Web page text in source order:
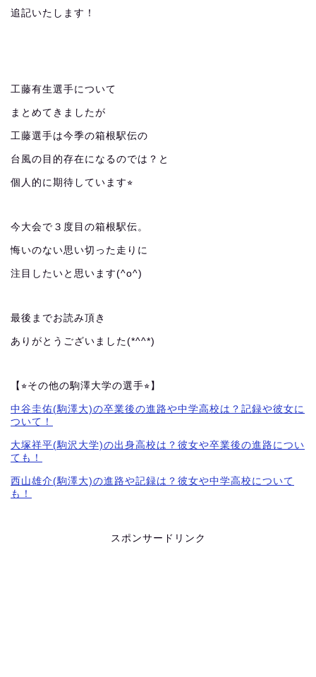
追記いたします！
工藤有生選手について
まとめてきましたが
工藤選手は今季の箱根駅伝の
台風の目的存在になるのでは？と
個人的に期待しています⭐︎
今大会で３度目の箱根駅伝。
悔いのない思い切った走りに
注目したいと思います(^o^)
最後までお読み頂き
ありがとうございました(*^^*)
【⭐︎その他の駒澤大学の選手⭐︎】
中谷圭佑(駒澤大)の卒業後の進路や中学高校は？記録や彼女に
ついて！
大塚祥平(駒沢大学)の出身高校は？彼女や卒業後の進路につい
ても！
西山雄介(駒澤大)の進路や記録は？彼女や中学高校について
も！
スポンサードリンク